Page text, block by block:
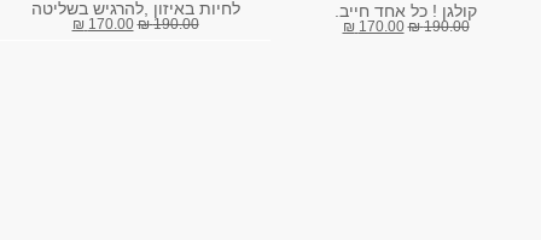
קולגן ! כל אחד חייב.
190.00
₪
170.00
₪
לחיות באיזון ,להרגיש בשליטה
190.00
₪
170.00
₪